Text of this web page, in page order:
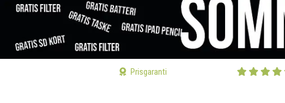
Prisgaranti